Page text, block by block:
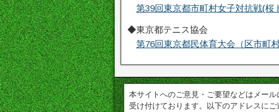
第39回東京都市町村女子対抗戦(桜
◆東京都テニス協会
第76回東京都民体育大会（区市町
本サイトへのご意見・ご要望などはメール
受け付けております。以下のアドレスにご